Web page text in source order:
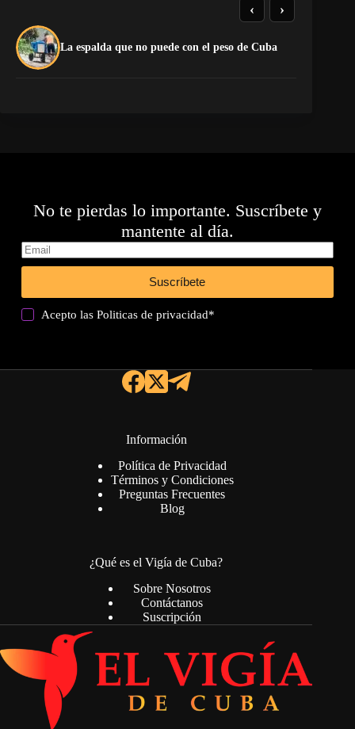
La espalda que no puede con el peso de Cuba
‹ ›
No te pierdas lo importante. Suscríbete y
mantente al día.
Suscríbete
Acepto lasPoliticas de privacidad*
Información
Política de Privacidad
Términos y Condiciones
Preguntas Frecuentes
Blog
¿Qué es el Vigía de Cuba?
Sobre Nosotros
Contáctanos
Suscripción